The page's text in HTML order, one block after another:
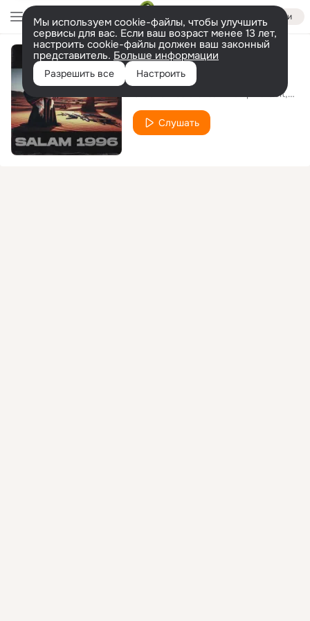
Войти
Мы используем cookie-файлы, чтобы улучшить
сервисы для вас. Если ваш возраст менее 13 лет,
настроить cookie-файлы должен ваш законный
представитель. Больше информации
Разрешить все Настроить
Salam 1996
Memphis Cult MC
Слушать